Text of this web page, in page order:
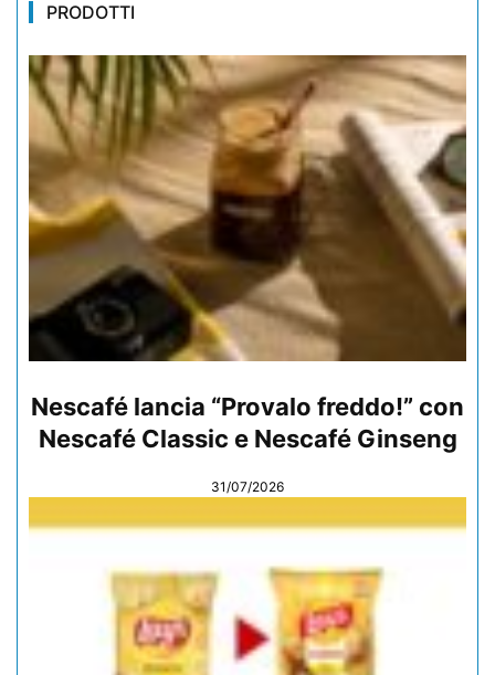
PRODOTTI
Nescafé lancia “Provalo freddo!” con
Nescafé Classic e Nescafé Ginseng
31/07/2026